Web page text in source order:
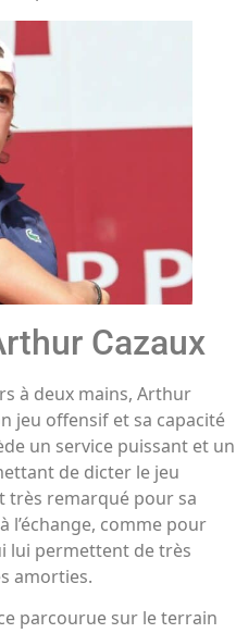
Cazaux
à deux mains, Arthur
jeu offensif et sa capacité
un service puissant et un
de dicter le jeu
très remarqué pour sa
l’échange, comme pour
lui permettent de très
amorties.
parcourue sur le terrain